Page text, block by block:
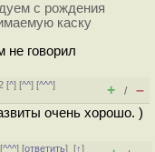
с рождения
каску
не говорил
[^] [^^] [^^^]
+ / –
очень хорошо. )
^^^] [ответить][↑]